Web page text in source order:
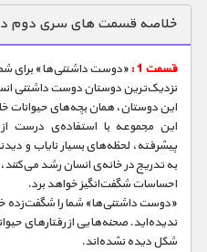
دنیای خوراکی ها
زمین شناسی / محیط زیست
سازه/ معماری/ مهندسی
سرگرمی
شناخت کودکان
طبیعت
علم و فناوری
فرهنگ / هنر
خلاصه قسمت های سری دوم
قسمت 1 :
«دوست داشتنی‌ها» برای
نزدیک‌ترین دوستان دوست داشتنی
این دوستان، همان بچه‌های حیوانات
این مجموعه با استفاده‌ی درست از
پیشرفته، لحظه‌های بسیار نایاب و
به تدریج در خانه‌ی انسان رشد می‌کنند،
احساسات شگفت‌انگیز خواهد برد.
«دوست داشتنی‌ها» شما را شگفت‌زده
ندیده‌اید. صحنه‌هایی از رفتا‌رهای
شکل دیده نشده‌اند.